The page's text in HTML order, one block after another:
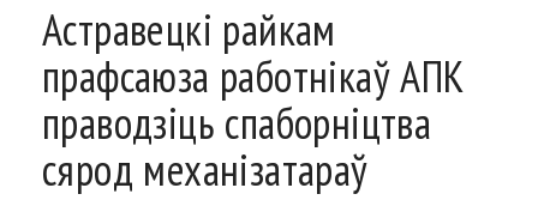
Астравецкі райкам
прафсаюза работнікаў АПК
праводзіць спаборніцтва
сярод механізатараў